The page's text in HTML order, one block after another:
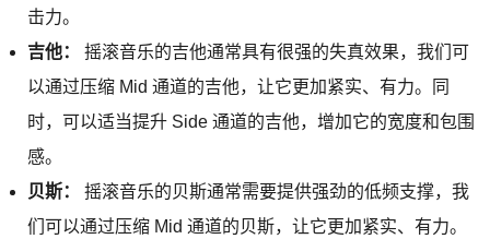
击力。
吉他：
摇滚音乐的吉他通常具有很强的失真效果，我们可
以通过压缩 Mid 通道的吉他，让它更加紧实、有力。同
时，可以适当提升 Side 通道的吉他，增加它的宽度和包围
感。
贝斯：
摇滚音乐的贝斯通常需要提供强劲的低频支撑，我
们可以通过压缩 Mid 通道的贝斯，让它更加紧实、有力。